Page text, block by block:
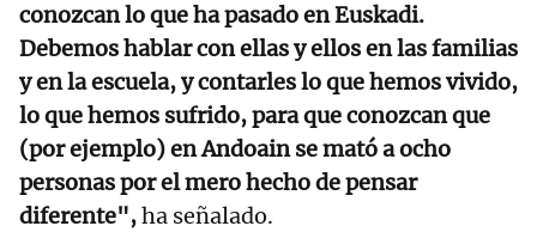
conozcan lo que ha pasado en Euskadi.
Debemos hablar con ellas y ellos en las familias
y en la escuela, y contarles lo que hemos vivido,
lo que hemos sufrido, para que conozcan que
(por ejemplo) en Andoain se mató a ocho
personas por el mero hecho de pensar
diferente",ha señalado.